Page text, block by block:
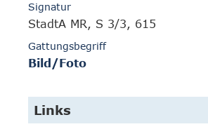
Signatur
StadtA MR, S 3/3, 615
Gattungsbegriff
Bild/Foto
Links